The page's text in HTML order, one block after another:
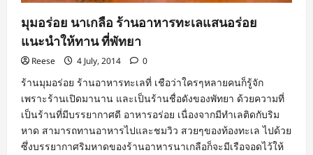
มุมอร่อย นาเกลือ ร้านอาหารทะเลแสนอร่อย
แนะนำให้ทาน ที่พัทยา
Reese 4 July, 2014 0
ร้านมุมอร่อย ร้านอาหารทะเลที่ เชือว่าใครๆหลายคนก็รู้จัก
เพราะร้านเปิดมานาน และเป็นร้านชื่อดังของพัทยา ด้วยความที่
เป็นร้านที่มีบรรยากาศดี อาหารอร่อย เนื่องจากมีทำเลติดกับริม
หาด สามารถทานอาหารไปและชมวิว สวยๆของท้องทะเล ไปด้วย
ซึ่งบรรยากาศริมหาดของร้านอาหารนาเกลือก็จะมีเรือจอดไว้ให้